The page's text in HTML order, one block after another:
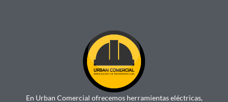
En Urban Comercial ofrecemos herramientas eléctricas,